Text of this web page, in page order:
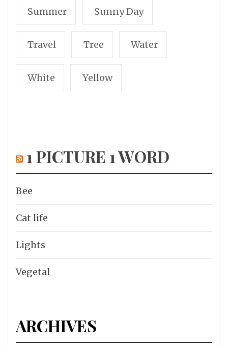
Summer Sunny Day
Travel Tree Water
White Yellow
1 PICTURE 1 WORD
Bee
Cat life
Lights
Vegetal
ARCHIVES